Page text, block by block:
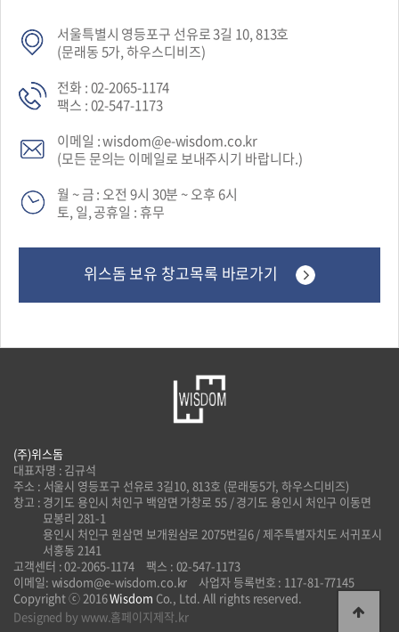
서울특별시 영등포구 선유로 3길 10, 813호
(문래동 5가, 하우스디비즈)
전화 : 02-2065-1174
팩스 : 02-547-1173
이메일 : wisdom@e-wisdom.co.kr
(모든 문의는 이메일로 보내주시기 바랍니다.)
월 ~ 금 : 오전 9시 30분 ~ 오후 6시
토, 일, 공휴일 : 휴무
위스돔 보유 창고목록 바로가기
(주)위스돔
대표자명 : 김규석
주소 : 서울시 영등포구 선유로 3길10, 813호 (문래동5가, 하우스디비즈)
창고 : 경기도 용인시 처인구 백암면 가창로 55 / 경기도 용인시 처인구 이동면
묘봉리 281-1
용인시 처인구 원삼면 보개원삼로 2075번길6 / 제주특별자치도 서귀포시
서홍동 2141
고객센터 : 02-2065-1174
팩스 : 02-547-1173
이메일: wisdom@e-wisdom.co.kr
사업자 등록번호 : 117-81-77145
Copyright ⓒ 2016Wisdom Co., Ltd. All rights reserved.
Designed by www.홈페이지제작.kr